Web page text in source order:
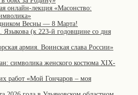
онлайн-лекция «Масонство:
Весны — 8 Марта!
(к 223-й годовщине со дня
армия. Воинская слава России»
символика женского костюма XIX-
работ «Мой Гончаров – моя